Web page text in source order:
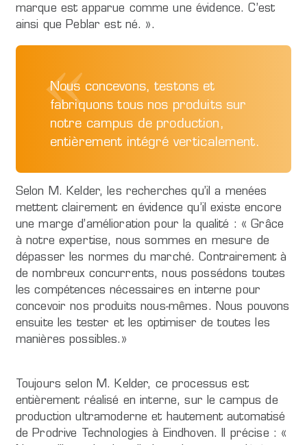
marque est apparue comme une évidence. C’est
ainsi que Peblar est né. ».
Nous concevons, testons et
fabriquons tous nos produits sur
notre campus de production,
entièrement intégré verticalement.
Selon M. Kelder, les recherches qu’il a menées
mettent clairement en évidence qu’il existe encore
une marge d’amélioration pour la qualité : « Grâce
à notre expertise, nous sommes en mesure de
dépasser les normes du marché. Contrairement à
de nombreux concurrents, nous possédons toutes
les compétences nécessaires en interne pour
concevoir nos produits nous-mêmes. Nous pouvons
ensuite les tester et les optimiser de toutes les
manières possibles.»
Toujours selon M. Kelder, ce processus est
entièrement réalisé en interne, sur le campus de
production ultramoderne et hautement automatisé
de Prodrive Technologies à Eindhoven. Il précise : «